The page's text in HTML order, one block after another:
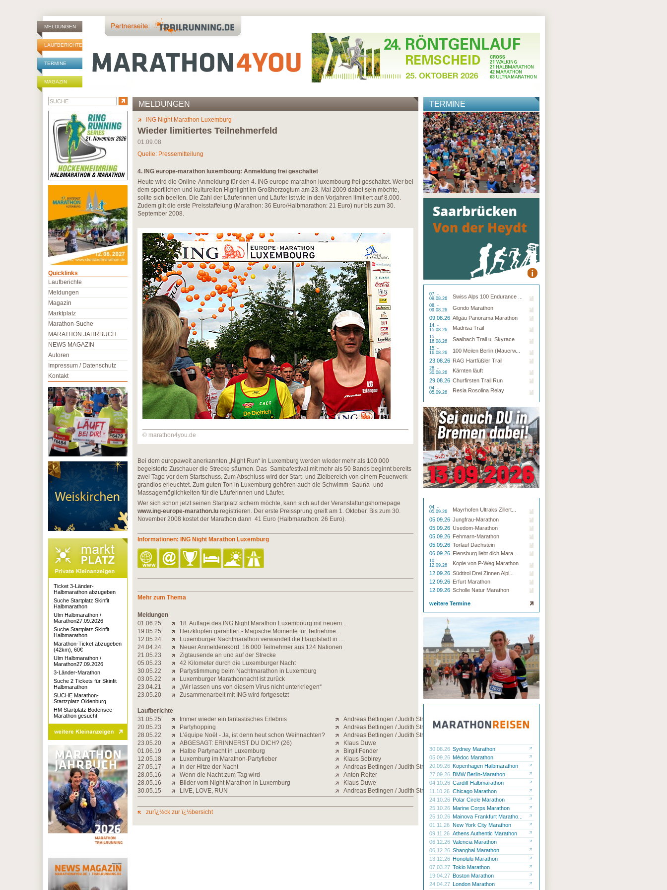
MELDUNGEN
LAUFBERICHTE
TERMINE
MAGAZIN
MELDUNGEN
ING Night Marathon Luxemburg
Wieder limitiertes Teilnehmerfeld
01.09.08
Quelle: Pressemitteilung
4. ING europe-marathon luxembourg: Anmeldung frei geschaltet
Heute wird die Online-Anmeldung für den 4. ING europe-marathon luxembourg frei geschaltet. Wer bei
dem sportlichen und kulturellen Highlight im Großherzogtum am 23. Mai 2009 dabei sein möchte,
sollte sich beeilen. Die Zahl der Läuferinnen und Läufer ist wie in den Vorjahren limitiert auf 8.000.
Zudem gilt die erste Preisstaffelung (Marathon: 36 Euro/Halbmarathon: 21 Euro) nur bis zum 30.
September 2008.
© marathon4you.de
Bei dem europaweit anerkannten „Night Run“ in Luxemburg werden wieder mehr als 100.000
begeisterte Zuschauer die Strecke säumen. Das Sambafestival mit mehr als 50 Bands beginnt bereits
zwei Tage vor dem Startschuss. Zum Abschluss wird der Start- und Zielbereich von einem Feuerwerk
grandios erleuchtet. Zum guten Ton in Luxemburg gehören auch die Schwimm- Sauna- und
Massagemöglichkeiten für die Läuferinnen und Läufer.
Wer sich schon jetzt seinen Startplatz sichern möchte, kann sich auf der Veranstaltungshomepage
www.ing-europe-marathon.lu registrieren. Der erste Preissprung greift am 1. Oktober. Bis zum 30.
November 2008 kostet der Marathon dann 41 Euro (Halbmarathon: 26 Euro).
Informationen: ING Night Marathon Luxemburg
Mehr zum Thema
Meldungen
01.06.25
18. Auflage des ING Night Marathon Luxembourg mit neuem...
19.05.25
Herzklopfen garantiert - Magische Momente für Teilnehme...
12.05.24
Luxemburger Nachtmarathon verwandelt die Hauptstadt in ...
24.04.24
Neuer Anmelderekord: 16.000 Teilnehmer aus 124 Nationen
21.05.23
Zigtausende an und auf der Strecke
05.05.23
42 Kilometer durch die Luxemburger Nacht
30.05.22
Partystimmung beim Nachtmarathon in Luxemburg
03.05.22
Luxemburger Marathonnacht ist zurück
23.04.21
„Wir lassen uns von diesem Virus nicht unterkriegen“
23.05.20
Zusammenarbeit mit ING wird fortgesetzt
Laufberichte
31.05.25
Immer wieder ein fantastisches Erlebnis
Andreas Bettingen / Judith Strack
20.05.23
Partyhopping
Andreas Bettingen / Judith Strack
28.05.22
L’équipe Noël - Ja, ist denn heut schon Weihnachten?
Andreas Bettingen / Judith Strack
23.05.20
ABGESAGT: ERINNERST DU DICH? (26)
Klaus Duwe
01.06.19
Halbe Partynacht in Luxemburg
Birgit Fender
12.05.18
Luxemburg im Marathon-Partyfieber
Klaus Sobirey
27.05.17
In der Hitze der Nacht
Andreas Bettingen / Judith Strack
28.05.16
Wenn die Nacht zum Tag wird
Anton Reiter
28.05.16
Bilder vom Night Marathon in Luxemburg
Klaus Duwe
30.05.15
LIVE, LOVE, RUN Andreas Bettingen / Judith Strack
zurï¿½ck zur ï¿½bersicht
TERMINE
07. -
09.08.26
Swiss Alps 100 Endurance ...
08. -
09.08.26
Gondo Marathon
09.08.26 Allgäu Panorama Marathon
14. -
15.08.26
Madrisa Trail
15. -
16.08.26
Saalbach Trail u. Skyrace
15. -
16.08.26
100 Meilen Berlin (Mauerw...
23.08.26 RAG Hartfüßler Trail
28. -
30.08.26
Kärnten läuft
29.08.26 Churfirsten Trail Run
04. -
05.09.26
Resia Rosolina Relay
04. -
05.09.26
Mayrhofen Ultraks Zillert...
05.09.26 Jungfrau-Marathon
05.09.26 Usedom-Marathon
05.09.26 Fehmarn-Marathon
05.09.26 Torlauf Dachstein
06.09.26 Flensburg liebt dich Mara...
10. -
12.09.26
Kopie von P-Weg Marathon
12.09.26 Südtirol Drei Zinnen Alpi...
12.09.26 Erfurt Marathon
12.09.26 Scholle Natur Marathon
weitere Termine
30.08.26 Sydney Marathon
05.09.26 Médoc Marathon
20.09.26 Kopenhagen Halbmarathon
27.09.26 BMW Berlin-Marathon
04.10.26 Cardiff Halbmarathon
11.10.26 Chicago Marathon
24.10.26 Polar Circle Marathon
25.10.26 Marine Corps Marathon
25.10.26 Mainova Frankfurt Maratho...
01.11.26 New York City Marathon
09.11.26 Athens Authentic Marathon
06.12.26 Valencia Marathon
06.12.26 Shanghai Marathon
13.12.26 Honolulu Marathon
07.03.27 Tokio Marathon
19.04.27 Boston Marathon
24.04.27 London Marathon
Quicklinks
Laufberichte
Meldungen
Magazin
Marktplatz
Marathon-Suche
MARATHON JAHRBUCH
NEWS MAGAZIN
Autoren
Impressum / Datenschutz
Kontakt
Ticket 3-Länder-
Halbmarathon abzugeben
Suche Startplatz Skinfit
Halbmarathon
Ulm Halbmarathon /
Marathon27.09.2026
Suche Startplatz Skinfit
Halbmarathon
Marathon-Ticket abzugeben
(42km), 60€
Ulm Halbmarathon /
Marathon27.09.2026
3-Länder-Marathon
Suche 2 Tickets für Skinfit
Halbmarathon
SUCHE Marathon-
Startzplatz Oldenburg
HM Startplatz Bodensee
Marathon gesucht